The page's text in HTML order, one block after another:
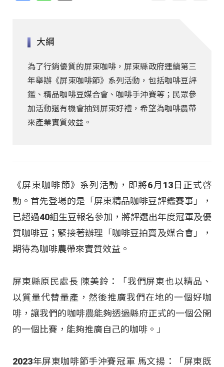
大綱
為了行銷優質的屏東咖啡，屏東縣政府連續第三
年舉辦《屏東咖啡節》系列活動，包括咖啡豆評
鑑、精品咖啡豆媒合會、咖啡手沖賽等；民眾參
加活動還有機會抽到屏東好禮，希望為咖啡農帶
來產業實質效益。
《屏東咖啡節》系列活動，即將6月13日正式啓
動。首先登場的是「屏東精品咖啡豆評鑑賽事」，
已超過40組生豆報名參加，將評選出年度冠軍及優
質咖啡豆；緊接著辦理「咖啡豆拍賣及媒合會」，
期待為咖啡農帶來實質效益。
屏東縣原民處長 陳美鈴：「我們屏東也以精品、
以質量代替量產，然後推廣我們在地的一個好咖
啡，讓我們的咖啡農能夠透過縣府正式的一個公開
的一個比賽，能夠推廣自己的咖啡。」
2023年屏東咖啡節手沖賽冠軍 馬文揚：「屏東既